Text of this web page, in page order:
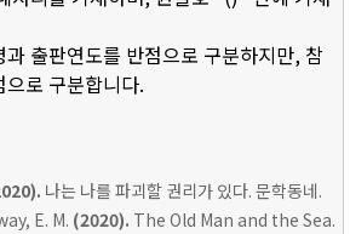
출판연도를 반점으로 구분하지만, 참
로 구분합니다.
나는 나를 파괴할 권리가 있다. 문학동네.
E. M. (2020). The Old Man and the Sea.